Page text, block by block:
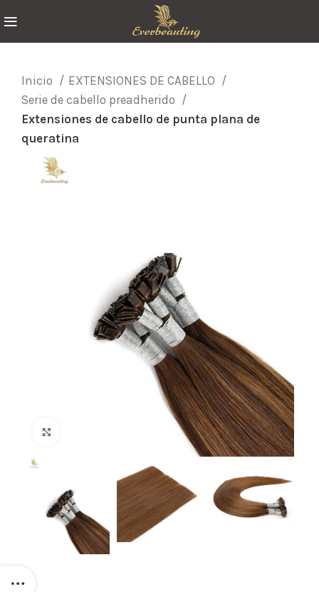
Inicio
EXTENSIONES DE CABELLO
Serie de cabello preadherido
Extensiones de cabello de punta plana de
queratina